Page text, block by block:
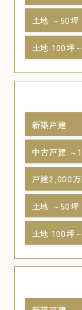
土地 ～50坪
土地 100坪～
新築戸建
中古戸建 ～
戸建2,000
土地 ～50坪
土地 100坪～